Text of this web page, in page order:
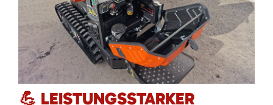
💪 LEISTUNGSSTARKER